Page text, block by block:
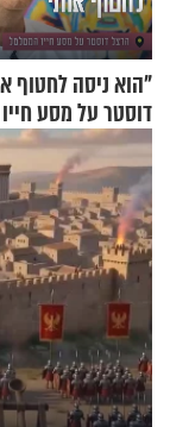
"הוא ניסה לחטוף
דוסטר על מסע